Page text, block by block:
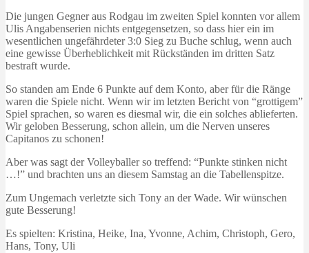
Die jungen Gegner aus Rodgau im zweiten Spiel konnten vor allem
Ulis Angabenserien nichts entgegensetzen, so dass hier ein im
wesentlichen ungefährdeter 3:0 Sieg zu Buche schlug, wenn auch
eine gewisse Überheblichkeit mit Rückständen im dritten Satz
bestraft wurde.
So standen am Ende 6 Punkte auf dem Konto, aber für die Ränge
waren die Spiele nicht. Wenn wir im letzten Bericht von “grottigem”
Spiel sprachen, so waren es diesmal wir, die ein solches ablieferten.
Wir geloben Besserung, schon allein, um die Nerven unseres
Capitanos zu schonen!
Aber was sagt der Volleyballer so treffend: “Punkte stinken nicht
…!” und brachten uns an diesem Samstag an die Tabellenspitze.
Zum Ungemach verletzte sich Tony an der Wade. Wir wünschen
gute Besserung!
Es spielten: Kristina, Heike, Ina, Yvonne, Achim, Christoph, Gero,
Hans, Tony, Uli